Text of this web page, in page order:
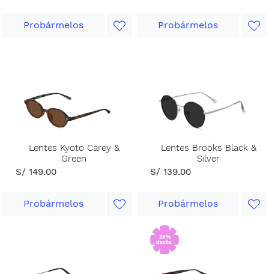
Probármelos Probármelos
Lentes Kyoto Carey &
Green
S/ 149.00
Probármelos
Lentes Brooks Black &
Silver
S/ 139.00
Probármelos
26%
dscto.